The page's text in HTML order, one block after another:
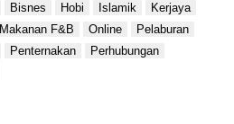
Bisnes Hobi Islamik
Kerjaya
Makanan F&B Online
Pelaburan
Penternakan
Perhubungan